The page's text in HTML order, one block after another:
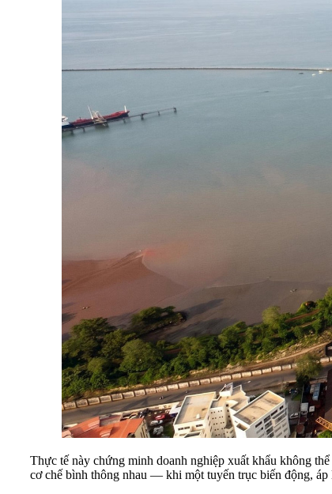
Thực tế này chứng minh doanh nghiệp xuất khẩu không
cơ chế bình thông nhau — khi một tuyến trục biến động, áp